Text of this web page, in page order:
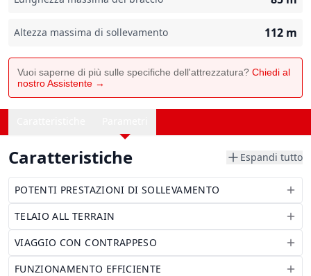
Altezza massima di sollevamento 112 m
Vuoi saperne di più sulle specifiche dell'attrezzatura? Chiedi al
nostro Assistente →
Caratteristiche Espandi tutto
POTENTI PRESTAZIONI DI SOLLEVAMENTO
TELAIO ALL TERRAIN
VIAGGIO CON CONTRAPPESO
FUNZIONAMENTO EFFICIENTE